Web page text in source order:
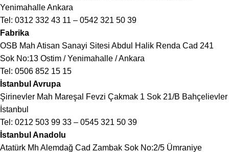
Yenimahalle Ankara
Tel: 0312 332 43 11 – 0542 321 50 39
Fabrika
OSB Mah Atisan Sanayi Sitesi Abdul Halik Renda Cad 241
Sok No:13 Ostim / Yenimahalle / Ankara
Tel: 0506 852 15 15
İstanbul Avrupa
Şirinevler Mah Mareşal Fevzi Çakmak 1 Sok 21/B Bahçelievler
İstanbul
Tel: 0212 503 99 33 – 0545 321 50 39
İstanbul Anadolu
Atatürk Mh Alemdağ Cad Zambak Sok No:2/5 Ümraniye